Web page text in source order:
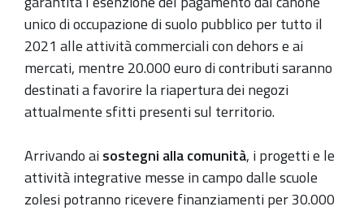
unico di occupazione di suolo pubblico per tutto il
2021 alle attività commerciali con dehors e ai
mercati, mentre 20.000 euro di contributi saranno
destinati a favorire la riapertura dei negozi
attualmente sfitti presenti sul territorio.
Arrivando aisostegni alla comunità, i progetti e le
attività integrative messe in campo dalle scuole
zolesi potranno ricevere finanziamenti per 30.000